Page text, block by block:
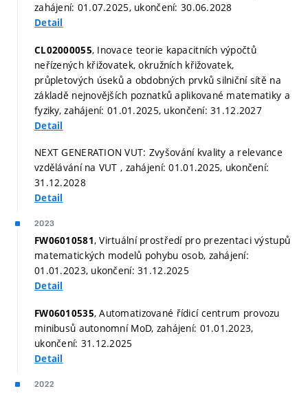
zahájení: 01.07.2025, ukončení: 30.06.2028
Detail
CL02000055, Inovace teorie kapacitních výpočtů
neřízených křižovatek, okružních křižovatek,
průpletových úseků a obdobných prvků silniční sítě na
základě nejnovějších poznatků aplikované matematiky a
fyziky, zahájení: 01.01.2025, ukončení: 31.12.2027
Detail
NEXT GENERATION VUT: Zvyšování kvality a relevance
vzdělávání na VUT , zahájení: 01.01.2025, ukončení:
31.12.2028
Detail
2023
FW06010581, Virtuální prostředí pro prezentaci výstupů
matematických modelů pohybu osob, zahájení:
01.01.2023, ukončení: 31.12.2025
Detail
FW06010535, Automatizované řídicí centrum provozu
minibusů autonomní MoD, zahájení: 01.01.2023,
ukončení: 31.12.2025
Detail
2022